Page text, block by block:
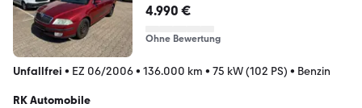
4.990 €
Ohne Bewertung
Unfallfrei • EZ 06/2006• 136.000 km • 75 kW (102 PS) • Benzin
RK Automobile